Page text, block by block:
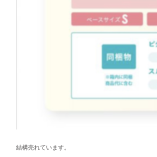
結構売れています。